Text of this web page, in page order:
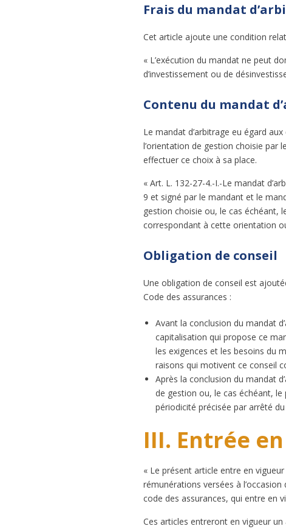
Frais du mandat
Cet article ajoute une condition
« L’exécution du mandat ne peut
d’investissement ou de
Contenu du mandat
Le mandat d’arbitrage eu égard
l’orientation de gestion choisie par
effectuer ce choix à sa place.
« Art. L. 132-27-4.-I.-Le mandat
9 et signé par le mandant et le
gestion choisie ou, le cas échéant,
correspondant à cette orientation
Obligation de conseil
Une obligation de conseil est
Code des assurances :
Avant la conclusion du mandat
capitalisation qui propose ce
les exigences et les besoins du
raisons qui motivent ce conseil
Après la conclusion du mandat
de gestion ou, le cas échéant,
périodicité précisée par arrêté
III. Entrée
« Le présent article entre en
rémunérations versées à
code des assurances, qui entre en
Ces articles entreront en vigueur